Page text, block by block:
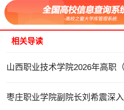
相关导读
山西职业技术学院2026年高职
枣庄职业学院副院长刘希震深